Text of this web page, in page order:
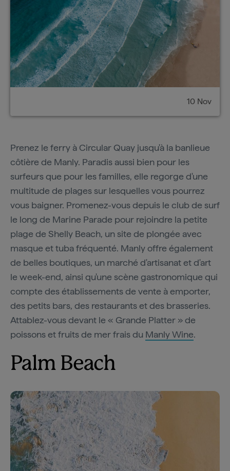
10 Nov
Prenez le ferry à Circular Quay jusqu'à la banlieue
côtière de Manly. Paradis aussi bien pour les
surfeurs que pour les familles, elle regorge d'une
multitude de plages sur lesquelles vous pourrez
vous baigner. Promenez-vous depuis le club de surf
le long de Marine Parade pour rejoindre la petite
plage de Shelly Beach, un site de plongée avec
masque et tuba fréquenté. Manly offre également
de belles boutiques, un marché d'artisanat et d'art
le week-end, ainsi qu'une scène gastronomique qui
compte des établissements de vente à emporter,
des petits bars, des restaurants et des brasseries.
Attablez-vous devant le « Grande Platter » de
poissons et fruits de mer frais du Manly Wine.
Palm Beach